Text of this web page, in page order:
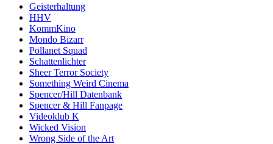
Geisterhaltung
HHV
KommKino
Mondo Bizarr
Pollanet Squad
Schattenlichter
Sheer Terror Society
Something Weird Cinema
Spencer/Hill Datenbank
Spencer & Hill Fanpage
Videoklub K
Wicked Vision
Wrong Side of the Art